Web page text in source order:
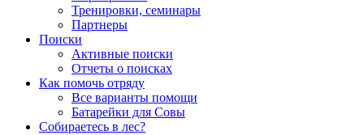
Тренировки, семинары
Партнеры
Поиски
Активные поиски
Отчеты о поисках
Как помочь отряду
Все варианты помощи
Батарейки для Совы
Собираетесь в лес?